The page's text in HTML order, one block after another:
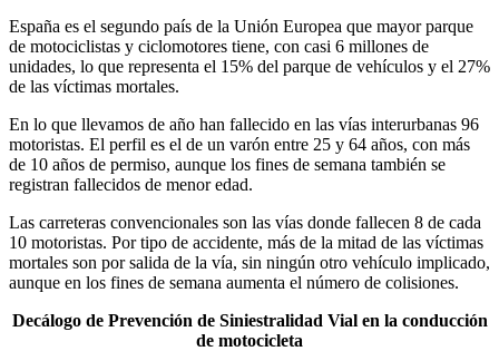
España es el segundo país de la Unión Europea que mayor parque
de motociclistas y ciclomotores tiene, con casi 6 millones de
unidades, lo que representa el 15% del parque de vehículos y el 27%
de las víctimas mortales.
En lo que llevamos de año han fallecido en las vías interurbanas 96
motoristas. El perfil es el de un varón entre 25 y 64 años, con más
de 10 años de permiso, aunque los fines de semana también se
registran fallecidos de menor edad.
Las carreteras convencionales son las vías donde fallecen 8 de cada
10 motoristas. Por tipo de accidente, más de la mitad de las víctimas
mortales son por salida de la vía, sin ningún otro vehículo implicado,
aunque en los fines de semana aumenta el número de colisiones.
Decálogo de Prevención de Siniestralidad Vial en la conducción
de motocicleta